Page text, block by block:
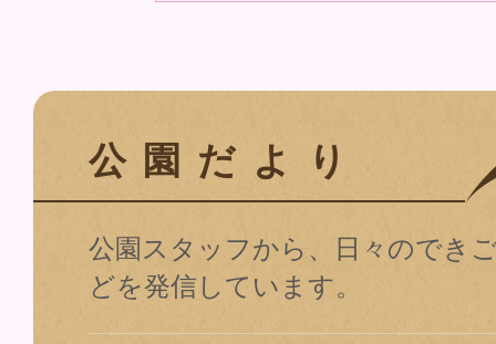
公園だより
公園スタッフから、日々のでき
どを発信しています。